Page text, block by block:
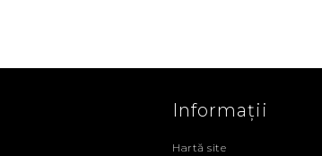
Informații
Hartă site